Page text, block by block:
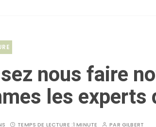
nous faire
les experts
TEMPS DE LECTURE :1 MINUTE PAR GILBERT